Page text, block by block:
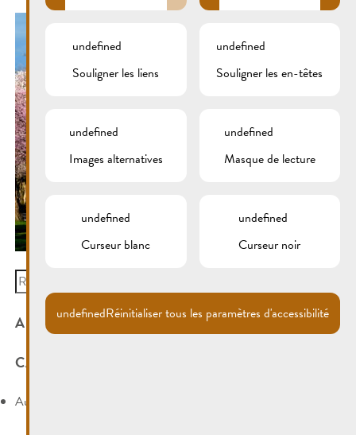
Search
for:
ARCHIVES
CATÉGORIES
Aucune catégorie
undefined
Souligner les liens
undefined
Souligner les en-têtes
undefined
Images alternatives
undefined
Masque de lecture
undefined
Curseur blanc
undefined
Curseur noir
undefinedRéinitialiser tous les paramètres d'accessibilité